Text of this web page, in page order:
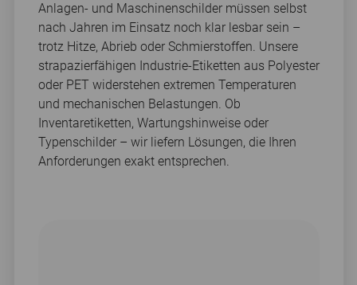
Anlagen- und Maschinenschilder müssen selbst
nach Jahren im Einsatz noch klar lesbar sein –
trotz Hitze, Abrieb oder Schmierstoffen. Unsere
strapazierfähigen Industrie-Etiketten aus Polyester
oder PET widerstehen extremen Temperaturen
und mechanischen Belastungen. Ob
Inventaretiketten, Wartungshinweise oder
Typenschilder – wir liefern Lösungen, die Ihren
Anforderungen exakt entsprechen.